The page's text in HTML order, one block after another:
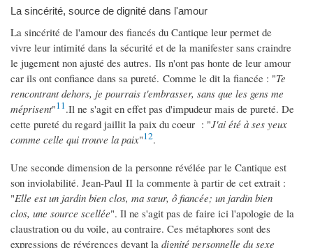
La sincérité, source de dignité dans l'amour
La sincérité de l'amour des fiancés du Cantique leur permet de
vivre leur intimité dans la sécurité et de la manifester sans craindre
le jugement non ajusté des autres. Ils n'ont pas honte de leur amour
car ils ont confiance dans sa pureté. Comme le dit la fiancée : "Te
rencontrant dehors, je pourrais t'embrasser, sans que les gens me
méprisent"11.Il ne s'agit en effet pas d'impudeur mais de pureté. De
cette pureté du regard jaillit la paix du coeur : "J'ai été à ses yeux
comme celle qui trouve la paix"12.
Une seconde dimension de la personne révélée par le Cantique est
son inviolabilité. Jean-Paul II la commente à partir de cet extrait :
"Elle est un jardin bien clos, ma sœur, ô fiancée; un jardin bien
clos, une source scellée". Il ne s'agit pas de faire ici l'apologie de la
claustration ou du voile, au contraire. Ces métaphores sont des
expressions de révérences devant la dignité personnelle du sexe